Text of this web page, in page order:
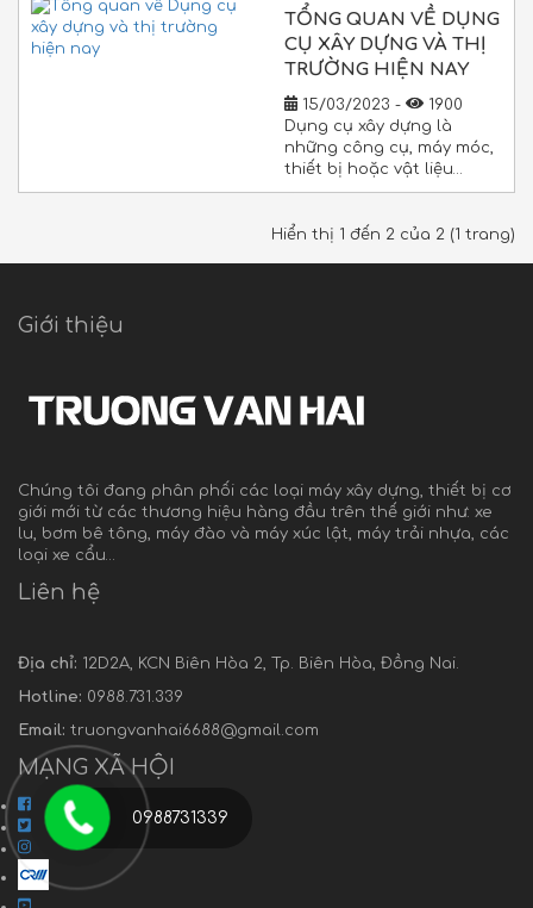
TỔNG QUAN VỀ DỤNG
CỤ XÂY DỰNG VÀ THỊ
TRƯỜNG HIỆN NAY
15/03/2023 -
1900
Dụng cụ xây dựng là
những công cụ, máy móc,
thiết bị hoặc vật liệu…
Hiển thị 1 đến 2 của 2 (1 trang)
Giới thiệu
Chúng tôi đang phân phối các loại máy xây dựng, thiết bị cơ
giới mới từ các thương hiệu hàng đầu trên thế giới như: xe
lu, bơm bê tông, máy đào và máy xúc lật, máy trải nhựa, các
loại xe cẩu…
Liên hệ
Địa chỉ: 12D2A, KCN Biên Hòa 2, Tp. Biên Hòa, Đồng Nai.
Hotline: 0988.731.339
Email: truongvanhai6688@gmail.com
MẠNG XÃ HỘI
0988731339